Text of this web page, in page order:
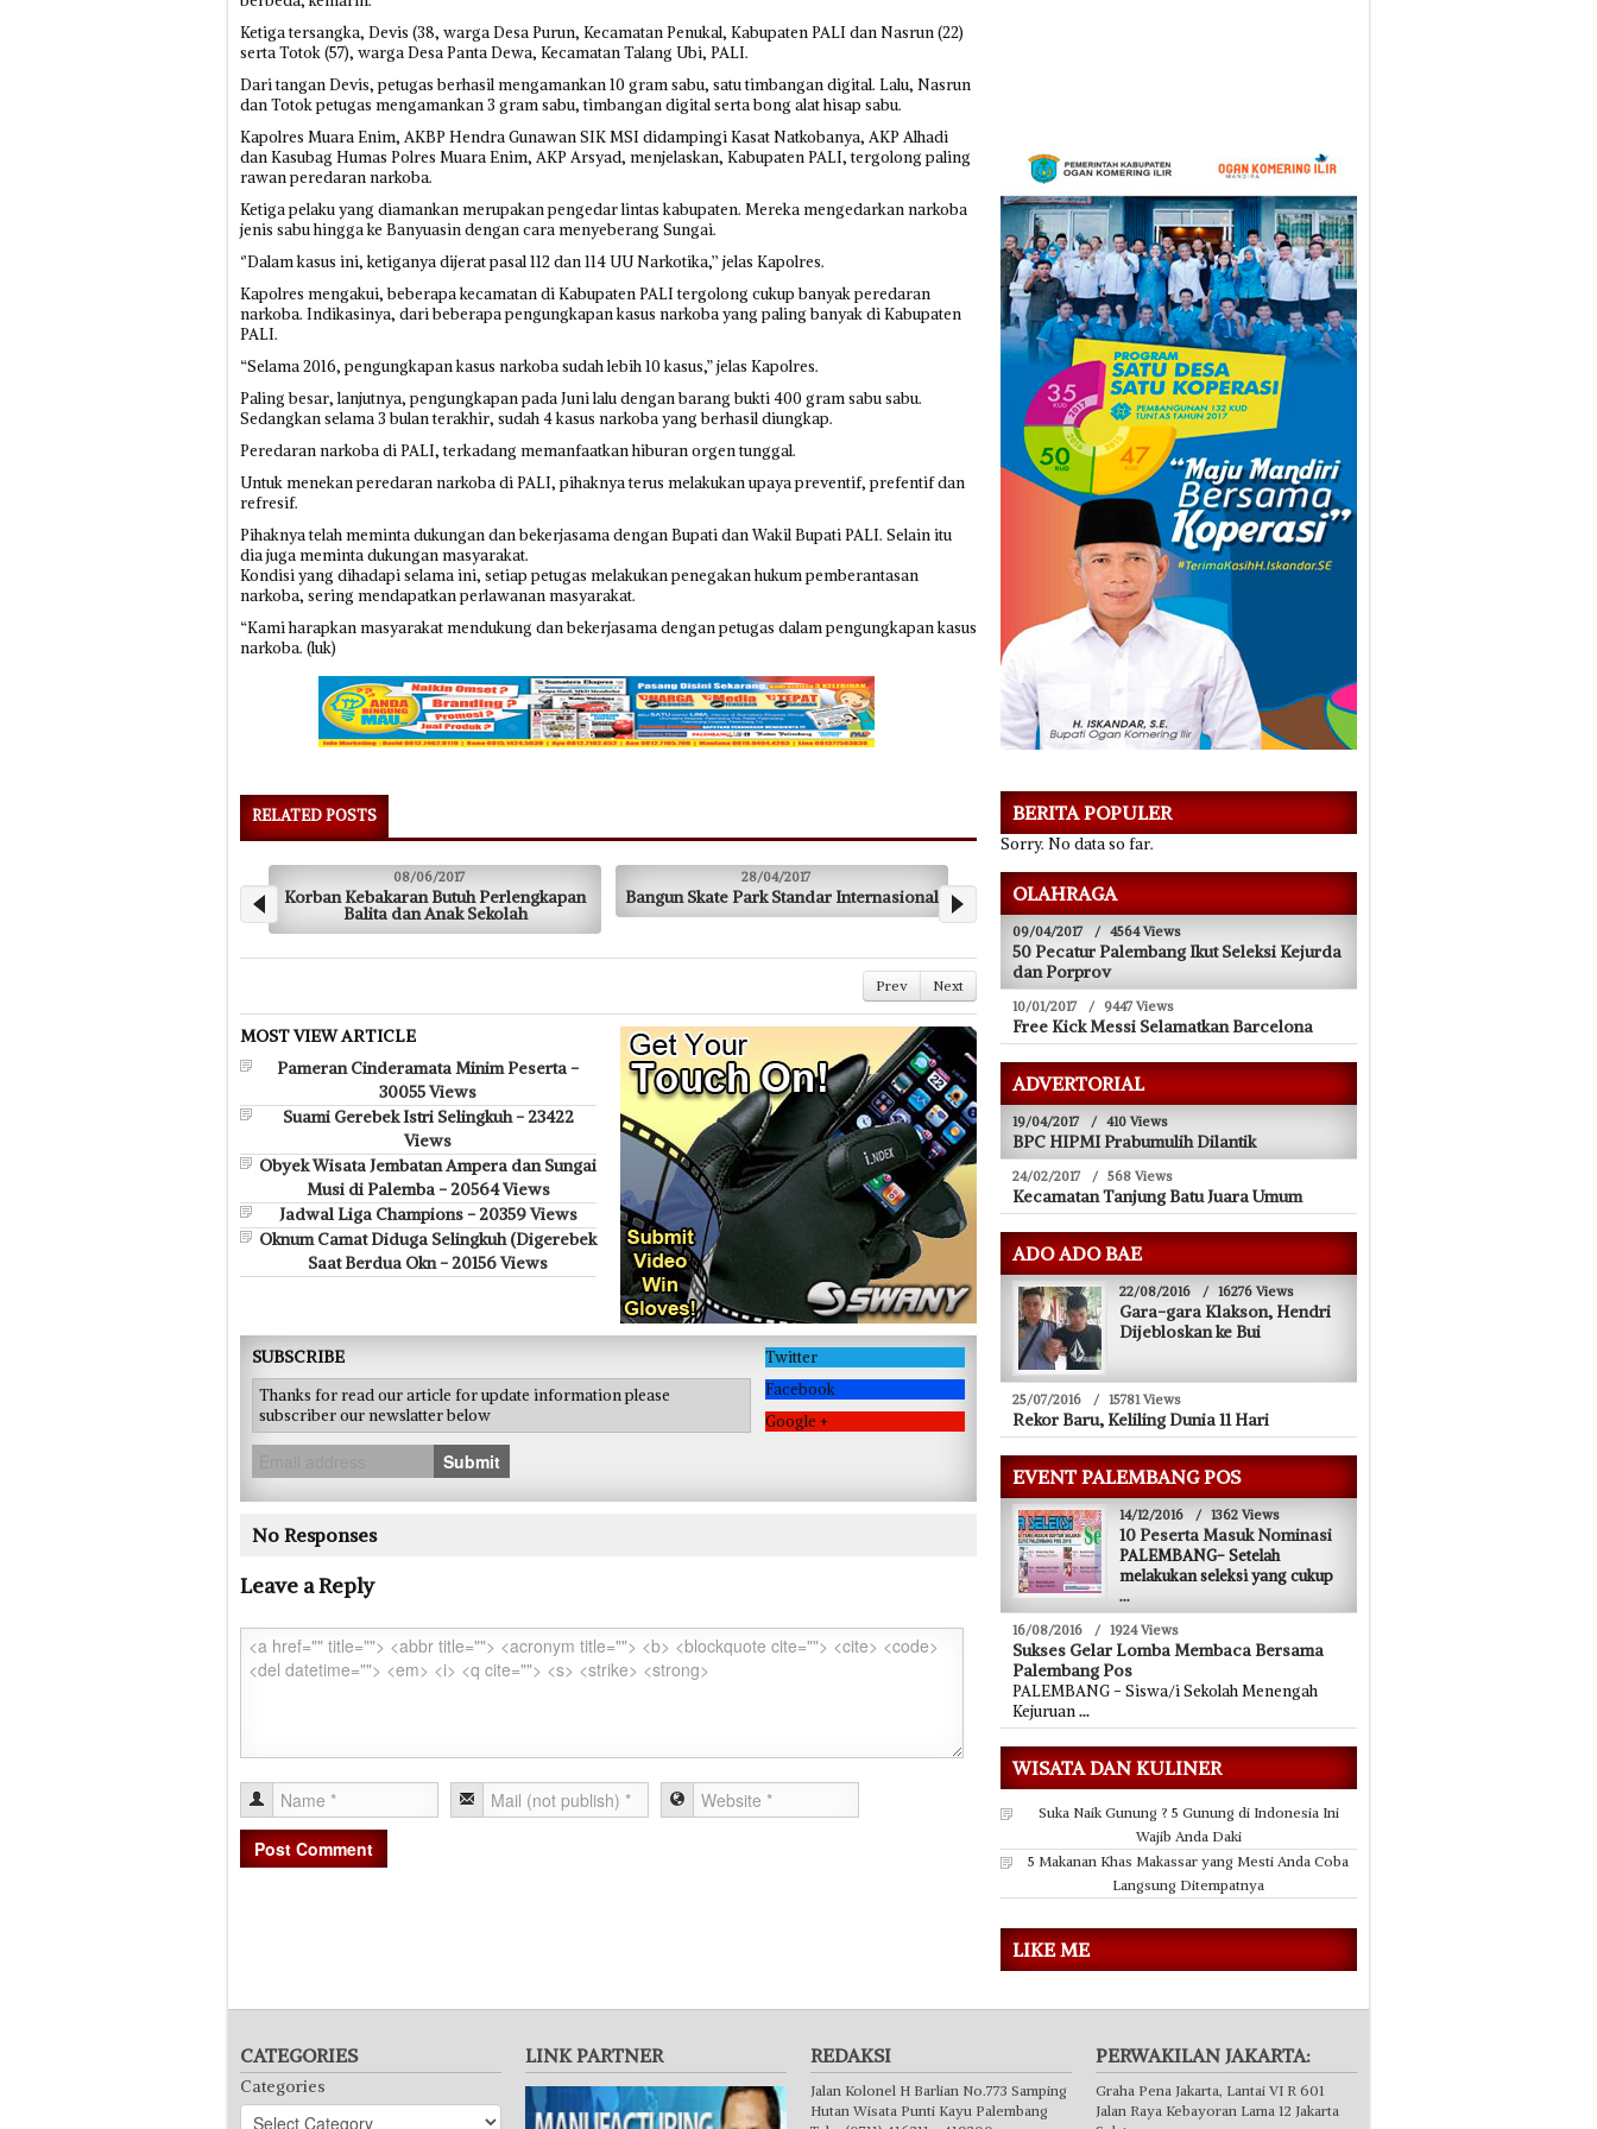
Ketiga tersangka, Devis (38, warga Desa Purun, Kecamatan Penukal, Kabupaten PALI dan Nasrun (22)
serta Totok (57), warga Desa Panta Dewa, Kecamatan Talang Ubi, PALI.
Dari tangan Devis, petugas berhasil mengamankan 10 gram sabu, satu timbangan digital. Lalu, Nasrun
dan Totok petugas mengamankan 3 gram sabu, timbangan digital serta bong alat hisap sabu.
Kapolres Muara Enim, AKBP Hendra Gunawan SIK MSI didampingi Kasat Natkobanya, AKP Alhadi
dan Kasubag Humas Polres Muara Enim, AKP Arsyad, menjelaskan, Kabupaten PALI, tergolong paling
rawan peredaran narkoba.
Ketiga pelaku yang diamankan merupakan pengedar lintas kabupaten. Mereka mengedarkan narkoba
jenis sabu hingga ke Banyuasin dengan cara menyeberang Sungai.
‘’Dalam kasus ini, ketiganya dijerat pasal 112 dan 114 UU Narkotika,’’ jelas Kapolres.
Kapolres mengakui, beberapa kecamatan di Kabupaten PALI tergolong cukup banyak peredaran
narkoba. Indikasinya, dari beberapa pengungkapan kasus narkoba yang paling banyak di Kabupaten
PALI.
“Selama 2016, pengungkapan kasus narkoba sudah lebih 10 kasus,” jelas Kapolres.
Paling besar, lanjutnya, pengungkapan pada Juni lalu dengan barang bukti 400 gram sabu sabu.
Sedangkan selama 3 bulan terakhir, sudah 4 kasus narkoba yang berhasil diungkap.
Peredaran narkoba di PALI, terkadang memanfaatkan hiburan orgen tunggal.
Untuk menekan peredaran narkoba di PALI, pihaknya terus melakukan upaya preventif, prefentif dan
refresif.
Pihaknya telah meminta dukungan dan bekerjasama dengan Bupati dan Wakil Bupati PALI. Selain itu
dia juga meminta dukungan masyarakat.
Kondisi yang dihadapi selama ini, setiap petugas melakukan penegakan hukum pemberantasan
narkoba, sering mendapatkan perlawanan masyarakat.
“Kami harapkan masyarakat mendukung dan bekerjasama dengan petugas dalam pengungkapan kasus
narkoba. (luk)
RELATED POSTS
Korban Kebakaran Butuh Perlengkapan
Balita dan Anak Sekolah
Bangun Skate Park Standar Internasional
03/04/2017
Atap Museum SMB II Berlubang
02/04/2017
Terancam Dipenjara
Prev Next
MOST VIEW ARTICLE
Pameran Cinderamata Minim Peserta -
30055 Views
Suami Gerebek Istri Selingkuh - 23422
Views
Obyek Wisata Jembatan Ampera dan Sungai
Musi di Palemba - 20564 Views
Jadwal Liga Champions - 20359 Views
Oknum Camat Diduga Selingkuh (Digerebek
Saat Berdua Okn - 20156 Views
SUBSCRIBE
Thanks for read our article for update information please
subscriber our newslatter below
Submit
Twitter
Facebook
Google +
No Responses
Leave a Reply
BERITA POPULER
Sorry. No data so far.
OLAHRAGA
09/04/2017 / 4564 Views
50 Pecatur Palembang Ikut Seleksi Kejurda
dan Porprov
10/01/2017 / 9447 Views
Free Kick Messi Selamatkan Barcelona
ADVERTORIAL
19/04/2017 / 410 Views
BPC HIPMI Prabumulih Dilantik
24/02/2017 / 568 Views
Kecamatan Tanjung Batu Juara Umum
ADO ADO BAE
22/08/2016 / 16276 Views
Gara-gara Klakson, Hendri
Dijebloskan ke Bui
25/07/2016 / 15781 Views
Rekor Baru, Keliling Dunia 11 Hari
EVENT PALEMBANG POS
14/12/2016 / 1362 Views
10 Peserta Masuk Nominasi
PALEMBANG- Setelah
melakukan seleksi yang cukup
...
16/08/2016 / 1924 Views
Sukses Gelar Lomba Membaca Bersama
Palembang Pos
PALEMBANG - Siswa/i Sekolah Menengah
Kejuruan...
WISATA DAN KULINER
Suka Naik Gunung ? 5 Gunung di Indonesia Ini
Wajib Anda Daki
5 Makanan Khas Makassar yang Mesti Anda Coba
Langsung Ditempatnya
LIKE ME
CATEGORIES
Categories
LINK PARTNER REDAKSI
Jalan Kolonel H Barlian No.773 Samping
Hutan Wisata Punti Kayu Palembang
PERWAKILAN JAKARTA:
Graha Pena Jakarta, Lantai VI R 601
Jalan Raya Kebayoran Lama 12 Jakarta